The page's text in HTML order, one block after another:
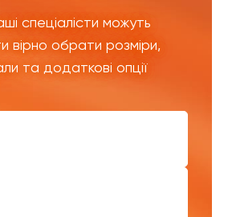
спеціалісти можуть
вірно обрати розміри,
та додаткові опції